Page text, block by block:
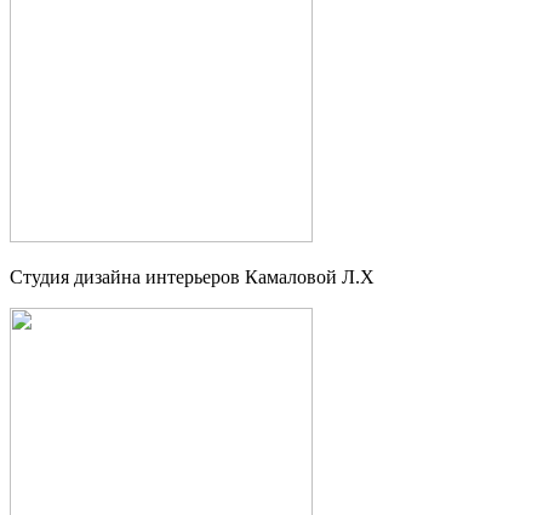
Студия дизайна интерьеров Камаловой Л.Х